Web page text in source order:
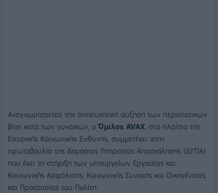
Αναγνωρίζοντας την ανησυχητική αύξηση των περιστατικών
βίας κατά των γυναικών, οΌμιλος AVAX, στο πλαίσιο της
Εταιρικής Κοινωνικής Ευθύνης, συμμετέχει στην
πρωτοβουλία της Δημόσιας Υπηρεσίας Απασχόλησης (ΔΥΠΑ)
που έχει τη στήριξη των υπουργείων Εργασίας και
Κοινωνικής Ασφάλισης, Κοινωνικής Συνοχής και Οικογένειας
και Προστασίας του Πολίτη.